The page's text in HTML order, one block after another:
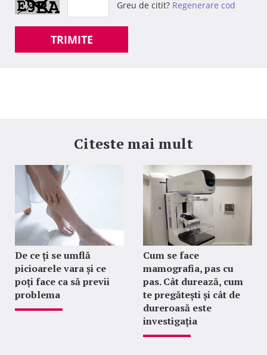
Greu de citit? Regenerare cod
TRIMITE
Citeste mai mult
De ce ți se umflă
picioarele vara și ce
poți face ca să previi
problema
Cum se face
mamografia, pas cu
pas. Cât durează, cum
te pregătești și cât de
dureroasă este
investigația